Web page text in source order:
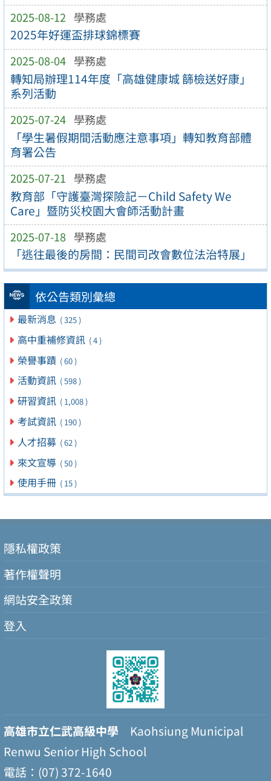
2025-08-12 學務處
2025年好運盃排球錦標賽
2025-08-04 學務處
轉知局辦理114年度「高雄健康城 篩檢送好康」
系列活動
2025-07-24 學務處
「學生暑假期間活動應注意事項」轉知教育部體
育署公告
2025-07-21 學務處
教育部「守護臺灣探險記－Child Safety We
Care」暨防災校園大會師活動計畫
2025-07-18 學務處
「逃往最後的房間：民間司改會數位法治特展」
依公告類別彙總
最新消息 ( 325 )
高中重補修資訊 ( 4 )
榮譽事蹟 ( 60 )
活動資訊 ( 598 )
研習資訊 ( 1,008 )
考試資訊 ( 190 )
人才招募 ( 62 )
來文宣導 ( 50 )
使用手冊 ( 15 )
隱私權政策
著作權聲明
網站安全政策
登入
高雄市立仁武高級中學 Kaohsiung Municipal
Renwu Senior High School
電話：(07) 372-1640